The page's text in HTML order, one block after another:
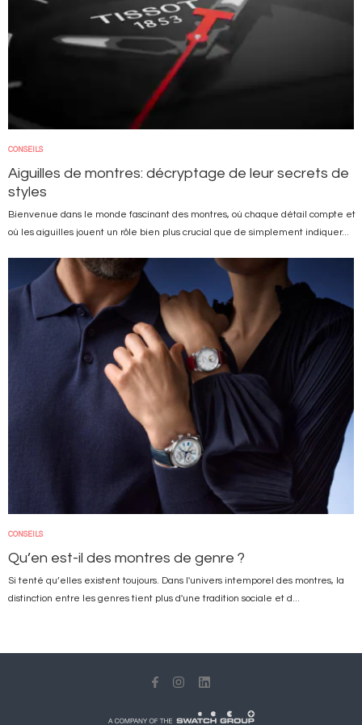
CONSEILS
Aiguilles de montres: décryptage de leur secrets de
styles
Bienvenue dans le monde fascinant des montres, où chaque détail compte et
où les aiguilles jouent un rôle bien plus crucial que de simplement indiquer...
CONSEILS
Qu’en est-il des montres de genre ?
Si tenté qu’elles existent toujours. Dans l'univers intemporel des montres, la
distinction entre les genres tient plus d'une tradition sociale et d...